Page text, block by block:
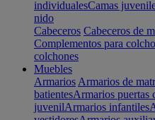
individualesCamas
nido
Cabeceros Cabeceros de
Complementos para
colchones
Muebles
Armarios Armarios de
batientesArmarios puertas
juvenilArmarios infantiles